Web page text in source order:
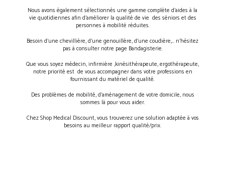
Nous avons également sélectionnés une gamme complète d’aides à la
vie quotidiennes afin d’améliorer la qualité de vie des séniors et des
personnes à mobilité réduites.
Besoin d’une chevillière, d’une genouillère, d’une coudière,… n’hésitez
pas à consulter notre page Bandagisterie.
Que vous soyez médecin, infirmière ,kinésithérapeute, ergothérapeute,
notre priorité est de vous accompagner dans votre professions en
fournissant du matériel de qualité.
Des problèmes de mobilité, d’aménagement de votre domicile, nous
sommes là pour vous aider.
Chez Shop Medical Discount, vous trouverez une solution adaptée à vos
besoins au meilleur rapport qualité/prix.